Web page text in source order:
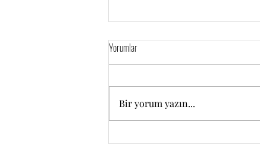
Ev Tipi Klima Gaz Dolumu Fiyatları 2021
Tüketicilerimizin ortak
bitti algısı ; aslında bilinenin
aksine bir durumda yanlış
bilgilendirmeden...
Yorumlar
Bir yorum yazın...